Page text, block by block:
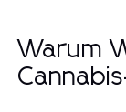
Warum